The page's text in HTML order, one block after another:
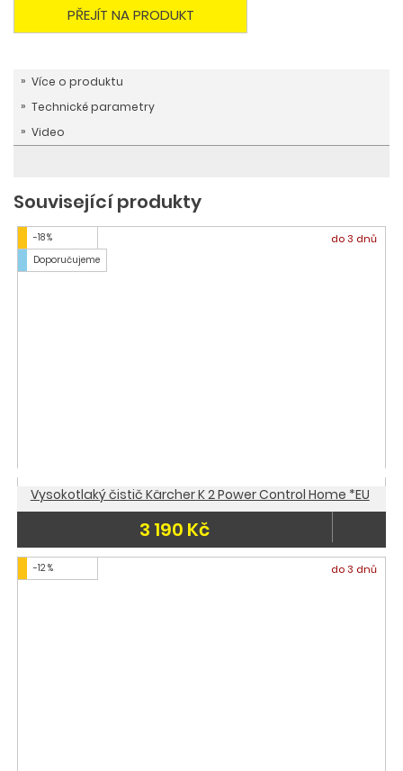
PŘEJÍT NA PRODUKT
Více o produktu
Technické parametry
Video
Související produkty
-18 %
Doporučujeme
do 3 dnů
Vysokotlaký čistič Kärcher K 2 Power Control Home *EU
3 190 Kč
-12 % do 3 dnů